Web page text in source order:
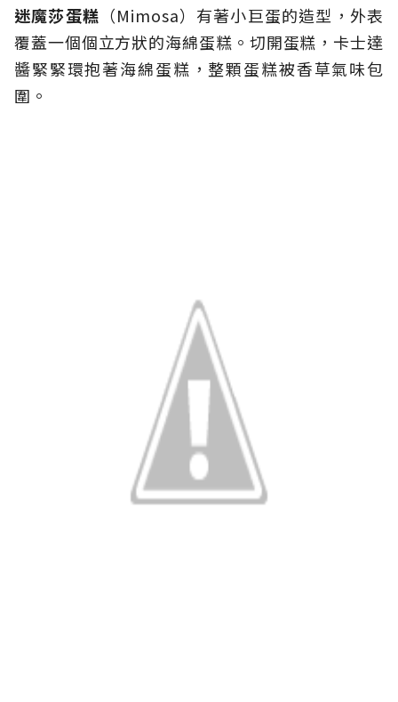
迷魔莎蛋糕 （Mimosa）有著小巨蛋的造型，外表
覆蓋一個個立方狀的海綿蛋糕。切開蛋糕，卡士達
醬緊緊環抱著海綿蛋糕，整顆蛋糕被香草氣味包
圍。